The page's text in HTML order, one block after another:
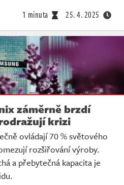
1 minuta 25. 4. 2025
záměrně brzdí
krizi
ovládají 70 % světového
rozšiřování výroby.
a přebytečná kapacita je